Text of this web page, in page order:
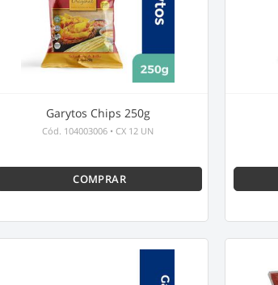
Garytos Chips 250g
Cód. 104003006 •CX 12 UN
COMPRAR